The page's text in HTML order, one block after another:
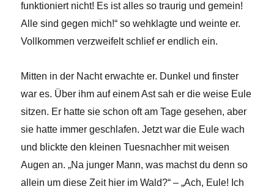
funktioniert nicht! Es ist alles so traurig und gemein!
Alle sind gegen mich!“ so wehklagte und weinte er.
Vollkommen verzweifelt schlief er endlich ein.
Mitten in der Nacht erwachte er. Dunkel und finster
war es. Über ihm auf einem Ast sah er die weise Eule
sitzen. Er hatte sie schon oft am Tage gesehen, aber
sie hatte immer geschlafen. Jetzt war die Eule wach
und blickte den kleinen Tuesnachher mit weisen
Augen an. „Na junger Mann, was machst du denn so
allein um diese Zeit hier im Wald?“ – „Ach, Eule! Ich